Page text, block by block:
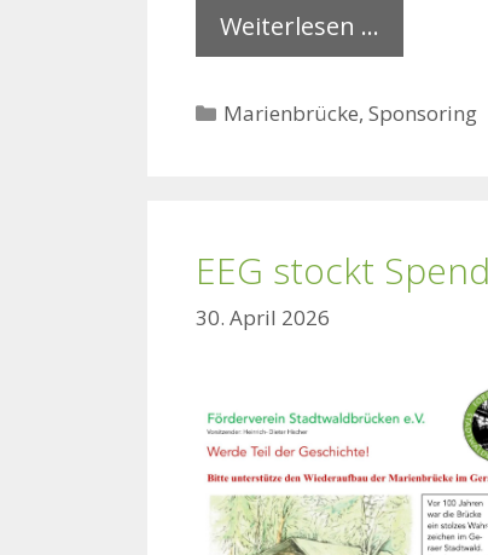
Weiterlesen …
Kategorien
Marienbrücke,Sponsoring
EEG stockt
30. April 2026